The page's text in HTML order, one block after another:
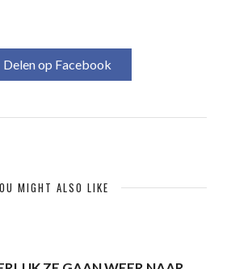
Delen op Facebook
MIGHT ALSO LIKE